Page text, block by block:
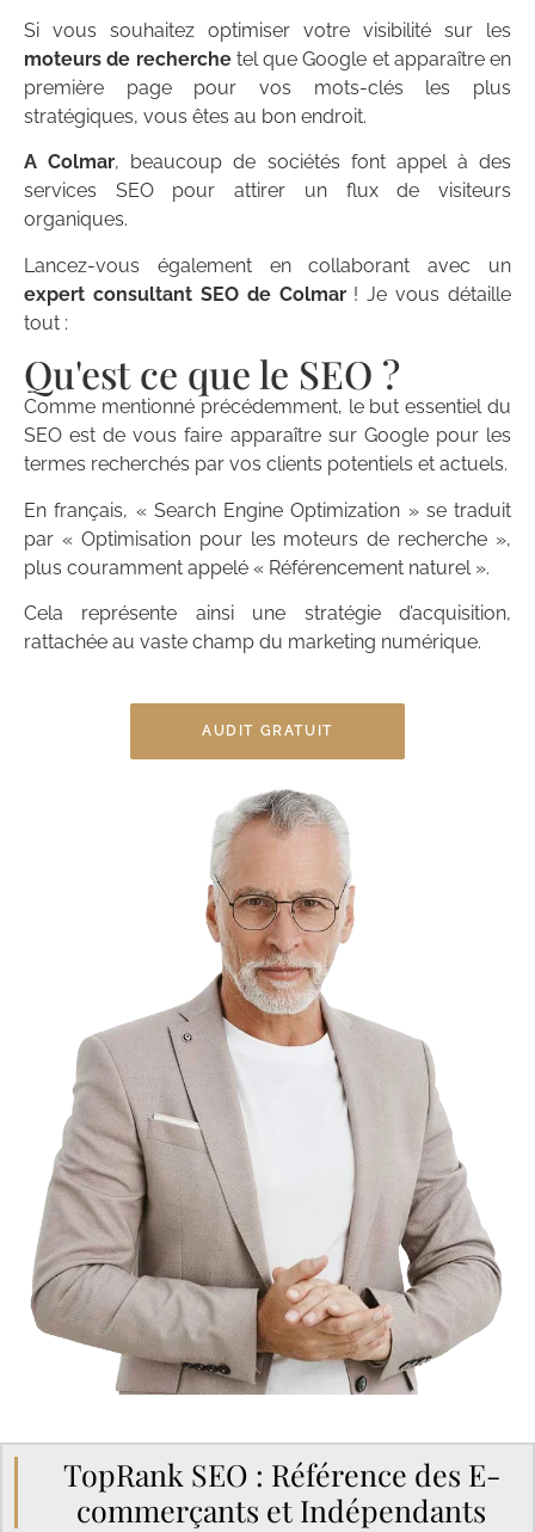
Si vous souhaitez optimiser votre visibilité sur les
moteurs de recherchetel que Google et apparaître en
première page pour vos mots-clés les plus
stratégiques, vous êtes au bon endroit.
A Colmar, beaucoup de sociétés font appel à des
services SEO pour attirer un flux de visiteurs
organiques.
Lancez-vous également en collaborant avec un
expert consultant SEO de Colmar! Je vous détaille
tout :
Qu'est ce que le SEO ?
Comme mentionné précédemment, le but essentiel du
SEO est de vous faire apparaître sur Google pour les
termes recherchés par vos clients potentiels et actuels.
En français, « Search Engine Optimization » se traduit
par « Optimisation pour les moteurs de recherche »,
plus couramment appelé « Référencement naturel ».
Cela représente ainsi une stratégie d’acquisition,
rattachée au vaste champ du marketing numérique.
AUDIT GRATUIT
TopRank SEO : Référence des E-
commerçants et Indépendants